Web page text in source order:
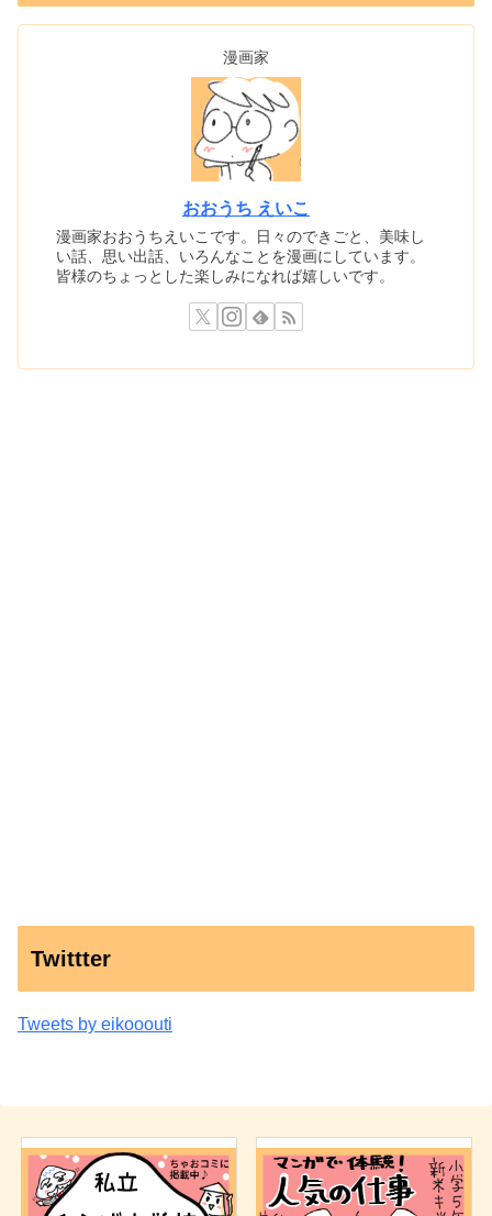
漫画家
おおうち えいこ
漫画家おおうちえいこです。日々のできごと、美味し
い話、思い出話、いろんなことを漫画にしています。
皆様のちょっとした楽しみになれば嬉しいです。
Twittter
Tweets by eikooouti